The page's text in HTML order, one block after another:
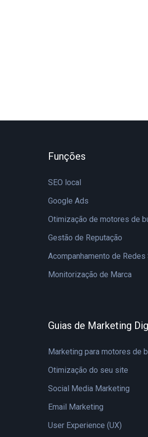
Funções
SEO local
Google Ads
Otimização de motores de
Gestão de Reputação
Acompanhamento de Redes
Monitorização de Marca
Guias de Marketing
Marketing para motores de
Otimização do seu site
Social Media Marketing
Email Marketing
User Experience (UX)